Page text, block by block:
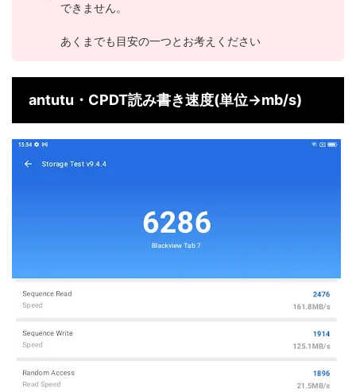
できません。
あくまでも目安の一つとお考えください
antutu・CPDT読み書き速度(単位→mb/s)